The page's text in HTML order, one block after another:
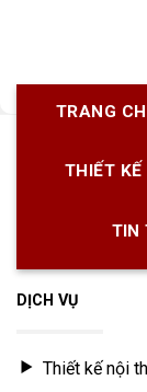
TRANG
THIẾT
TIN
DỊCH VỤ
Thiết kế nội